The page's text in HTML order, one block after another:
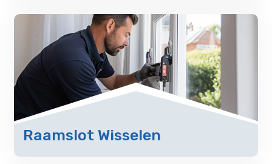
Raamslot Wisselen